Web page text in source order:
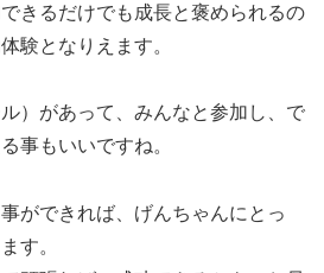
きるだけでも成長と褒められるの
験となりえます。
）があって、みんなと参加し、で
事もいいですね。
ができれば、げんちゃんにとっ
す。